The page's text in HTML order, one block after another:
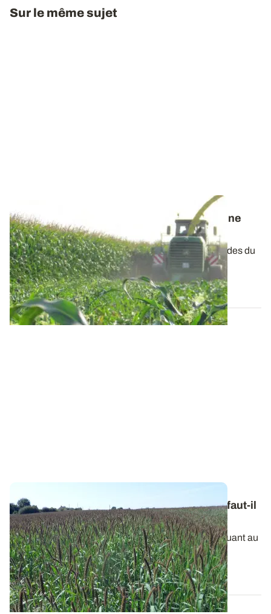
Sur le même sujet
Récolte du maïs fourrage
: qu'attendre d'une
coupe haute ?
Les semis de maïs retardés par les conditions humides du
printemps 2024, couplés à un été...
12 SEPT. 2024
Moissons précoces et stocks fourragers : faut-il
en profiter pour cultiver une dérobée ?
La sécheresse se prolonge et l’inquiétude grandit quant au
potentiel de récolte espéré...
09 JUILL. 2026